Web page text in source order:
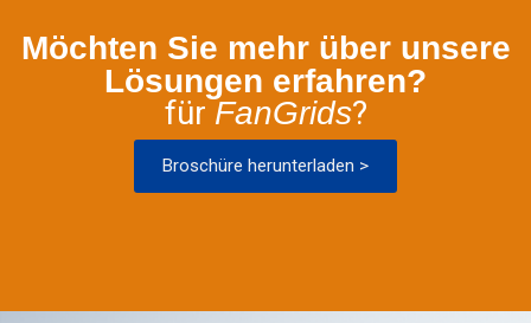
Möchten Sie mehr über unsere
Lösungen erfahren?
fürFanGrids?
Broschüre herunterladen >